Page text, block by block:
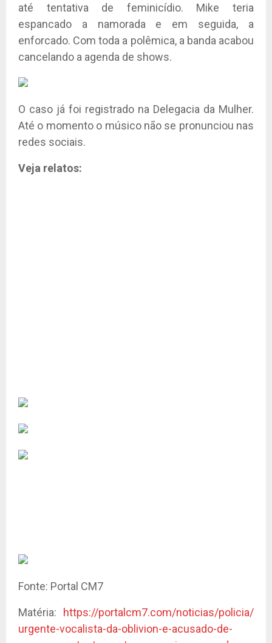
até tentativa de feminicídio. Mike teria
espancado a namorada e em seguida, a
enforcado. Com toda a polêmica, a banda acabou
cancelando a agenda de shows.
O caso já foi registrado na Delegacia da Mulher.
Até o momento o músico não se pronunciou nas
redes sociais.
Veja relatos:
Fonte: Portal CM7
Matéria: https://portalcm7.com/noticias/policia/
urgente-vocalista-da-oblivion-e-acusado-de-